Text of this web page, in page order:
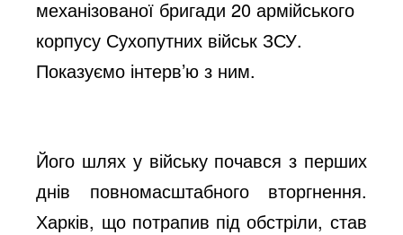
d
o
механізованої бригади 20 армійського
корпусу Сухопутних військ ЗСУ.
Показуємо інтерв’ю з ним.
Його шлях у війську почався з перших
днів повномасштабного вторгнення.
Харків, що потрапив під обстріли, став